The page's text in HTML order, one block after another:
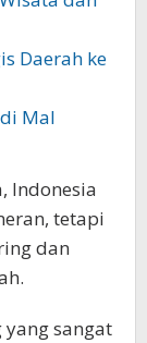
Daerah ke
Mal
Indonesia
tetapi
dan
yang sangat